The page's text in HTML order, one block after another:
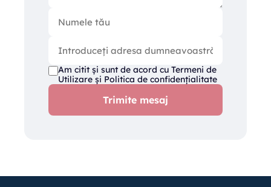
Am citit și sunt de acord cu Termeni de
Utilizare și Politica de confidențialitate
Trimite mesaj